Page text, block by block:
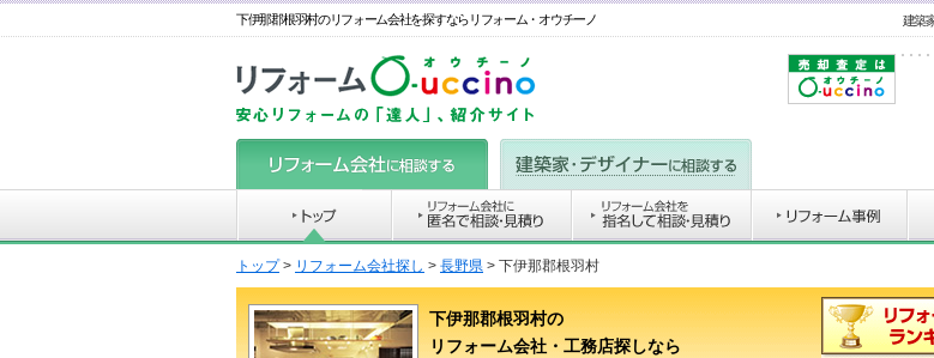
下伊那郡根羽村のリフォーム会社を探すならリフォーム・オウチーノ 建築
トップ> リフォーム会社探し > 長野県 > 下伊那郡根羽村
下伊那郡根羽村の
リフォーム会社・工務店探しなら